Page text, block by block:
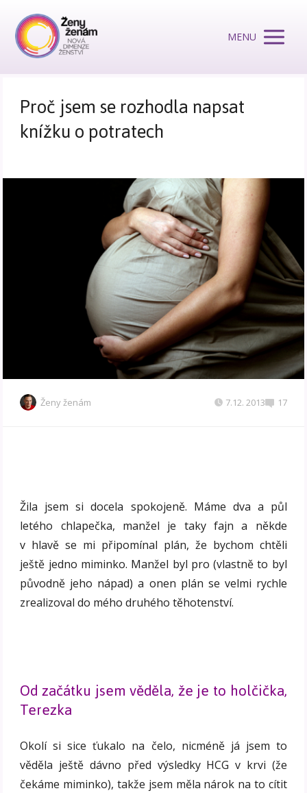
MENU
Proč jsem se rozhodla napsat
knížku o potratech
Ženy ženám 7.12. 2013 17
Žila jsem si docela spokojeně. Máme dva a půl
letého chlapečka, manžel je taky fajn a někde
v hlavě se mi připomínal plán, že bychom chtěli
ještě jedno miminko. Manžel byl pro (vlastně to byl
původně jeho nápad) a onen plán se velmi rychle
zrealizoval do mého druhého těhotenství.
Od začátku jsem věděla, že je to holčička,
Terezka
Okolí si sice ťukalo na čelo, nicméně já jsem to
věděla ještě dávno před výsledky HCG v krvi (že
čekáme miminko), takže jsem měla nárok na to cítit